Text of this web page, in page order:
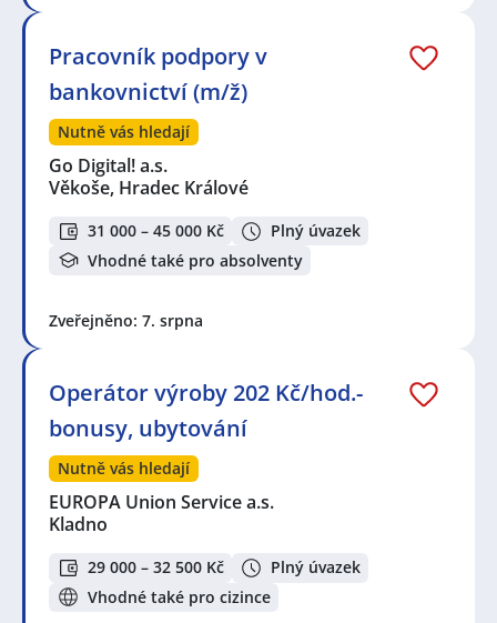
filtrace:
Prosperity Financial
Services a.s.
Seznam profesí v zobrazených inzerátech:
Finanční analytik / analytička
Odborný asistent / asistentka
poradkyně,Specialista / specialistka v pojišťovnictví
Architekt / Architektka,Projektant / Projektantka
Pracovník podpory v
bankovnictví (m/ž)
Nutně vás hledají
Go Digital! a.s.
Věkoše, Hradec Králové
31 000 – 45 000 Kč
Plný úvazek
Vhodné také pro absolventy
Zveřejněno: 7. srpna
Operátor výroby 202 Kč/hod.-
bonusy, ubytování
Nutně vás hledají
EUROPA Union Service a.s.
Kladno
29 000 – 32 500 Kč
Plný úvazek
Vhodné také pro cizince